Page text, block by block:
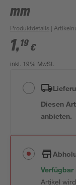
mm
Produktdetails |
1,19 €
inkl. 19% MwSt.
Diesen
anbieten.
Verfügbar
Artikel